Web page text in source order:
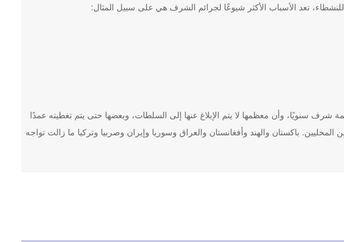
تعد الأسباب الأكثر شيوعًا لجرائم الشرف هي على سبيل المثال:
في حقوق الإنسان أنه يتم ارتكاب ما يصل إلى 100,000 جريمة شرف سنويًا، وأن معظمها لا يتم الإبلاغ عنها إلى السلطات، وبعضها حتى يتم تغطيته عمدًا
باكستان والهند وأفغانستان والعراق وسوريا وإيران وصربيا وتركيا ما زالت تواجه